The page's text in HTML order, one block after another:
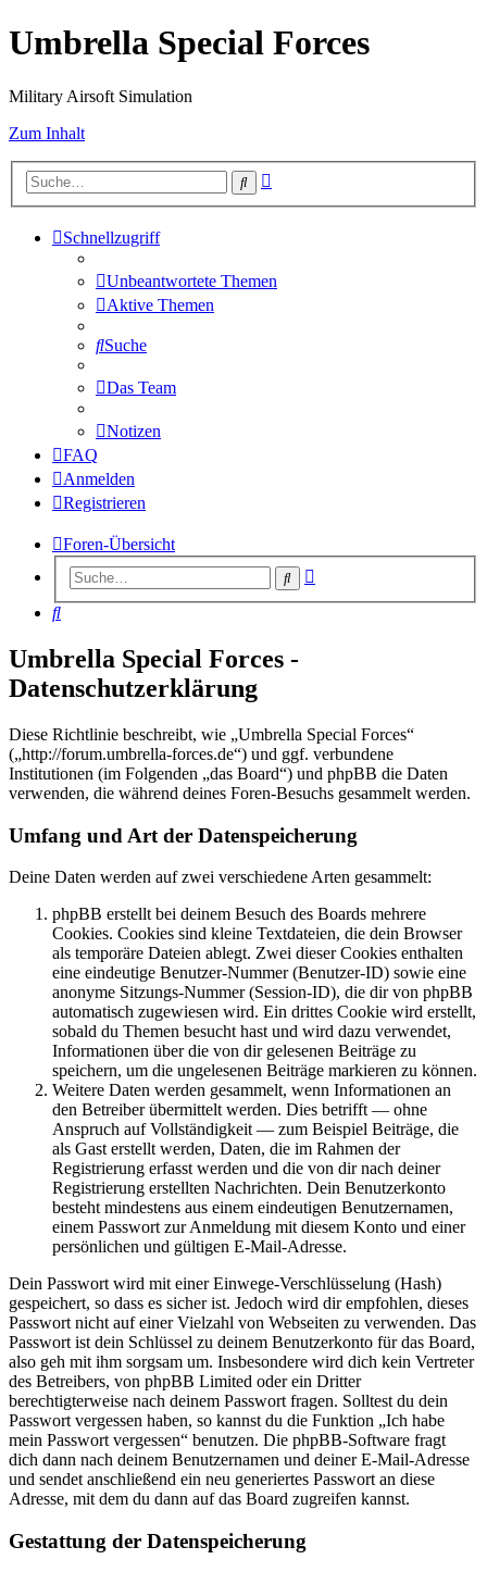
Umbrella Special Forces
Military Airsoft Simulation
Zum Inhalt
Suche
Schnellzugriff
Unbeantwortete Themen
Aktive Themen
Suche
Das Team
Notizen
FAQ
Anmelden
Registrieren
Foren-Übersicht
Suche
Suche
Umbrella Special Forces -
Datenschutzerklärung
Diese Richtlinie beschreibt, wie „Umbrella Special Forces“
(„http://forum.umbrella-forces.de“) und ggf. verbundene
Institutionen (im Folgenden „das Board“) und phpBB die Daten
verwenden, die während deines Foren-Besuchs gesammelt werden.
Umfang und Art der Datenspeicherung
Deine Daten werden auf zwei verschiedene Arten gesammelt:
phpBB erstellt bei deinem Besuch des Boards mehrere
Cookies. Cookies sind kleine Textdateien, die dein Browser
als temporäre Dateien ablegt. Zwei dieser Cookies enthalten
eine eindeutige Benutzer-Nummer (Benutzer-ID) sowie eine
anonyme Sitzungs-Nummer (Session-ID), die dir von phpBB
automatisch zugewiesen wird. Ein drittes Cookie wird erstellt,
sobald du Themen besucht hast und wird dazu verwendet,
Informationen über die von dir gelesenen Beiträge zu
speichern, um die ungelesenen Beiträge markieren zu können.
Weitere Daten werden gesammelt, wenn Informationen an
den Betreiber übermittelt werden. Dies betrifft — ohne
Anspruch auf Vollständigkeit — zum Beispiel Beiträge, die
als Gast erstellt werden, Daten, die im Rahmen der
Registrierung erfasst werden und die von dir nach deiner
Registrierung erstellten Nachrichten. Dein Benutzerkonto
besteht mindestens aus einem eindeutigen Benutzernamen,
einem Passwort zur Anmeldung mit diesem Konto und einer
persönlichen und gültigen E-Mail-Adresse.
Dein Passwort wird mit einer Einwege-Verschlüsselung (Hash)
gespeichert, so dass es sicher ist. Jedoch wird dir empfohlen, dieses
Passwort nicht auf einer Vielzahl von Webseiten zu verwenden. Das
Passwort ist dein Schlüssel zu deinem Benutzerkonto für das Board,
also geh mit ihm sorgsam um. Insbesondere wird dich kein Vertreter
des Betreibers, von phpBB Limited oder ein Dritter
berechtigterweise nach deinem Passwort fragen. Solltest du dein
Passwort vergessen haben, so kannst du die Funktion „Ich habe
mein Passwort vergessen“ benutzen. Die phpBB-Software fragt
dich dann nach deinem Benutzernamen und deiner E-Mail-Adresse
und sendet anschließend ein neu generiertes Passwort an diese
Adresse, mit dem du dann auf das Board zugreifen kannst.
Gestattung der Datenspeicherung